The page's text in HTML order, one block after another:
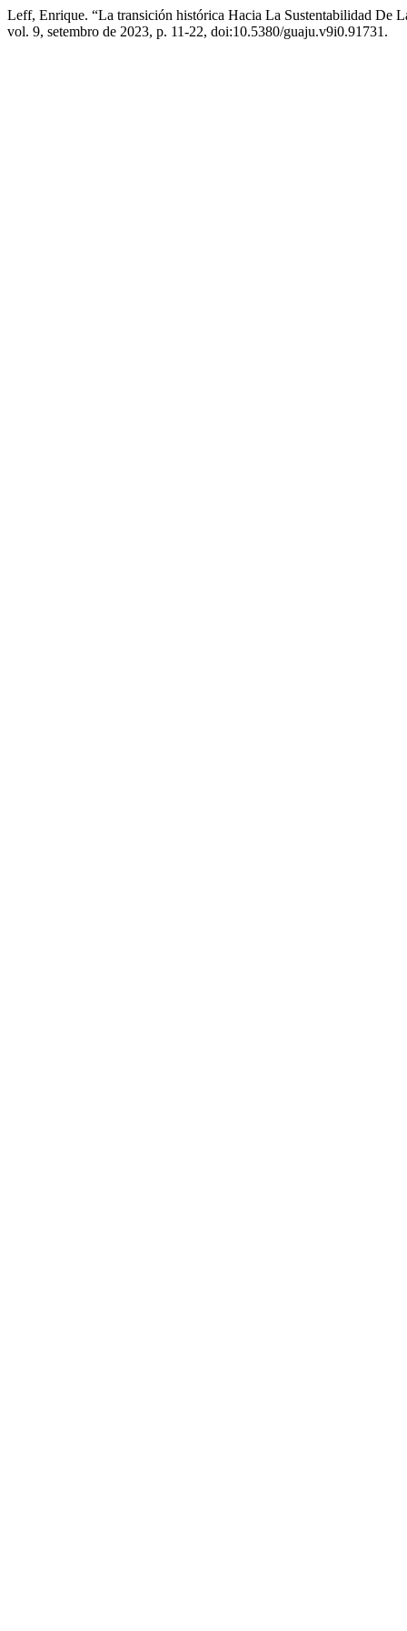
Leff, Enrique. “La transición histórica Hacia La Sustentabilidad De
vol. 9, setembro de 2023, p. 11-22, doi:10.5380/guaju.v9i0.91731.